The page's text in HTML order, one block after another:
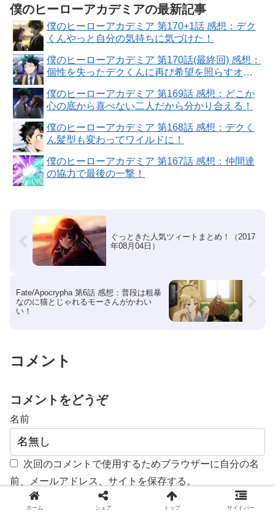
僕のヒーローアカデミアの最新記事
僕のヒーローアカデミア 第170+1話 感想：デク
くんやっと自分の気持ちに気づけた！
僕のヒーローアカデミア 第170話(最終回) 感想：
個性を失ったデクくんに再び希望を照らすオー
僕のヒーローアカデミア 第169話 感想：どこか
心の底から喜べない二人だから分かり合える！
僕のヒーローアカデミア 第168話 感想：デクく
ん髪型も変わってワイルドに！
僕のヒーローアカデミア 第167話 感想：仲間達
の協力で最後の一撃！
ぐっときた人気ツィートまとめ！（2017
年08月04日）
Fate/Apocrypha 第6話 感想：普段は粗暴
なのに猫とじゃれるモーさんがかわい
い！
コメント
コメントをどうぞ
名前
次回のコメントで使用するためブラウザーに自分の名
前、メールアドレス、サイトを保存する。
ホーム シェア トップ サイドバー